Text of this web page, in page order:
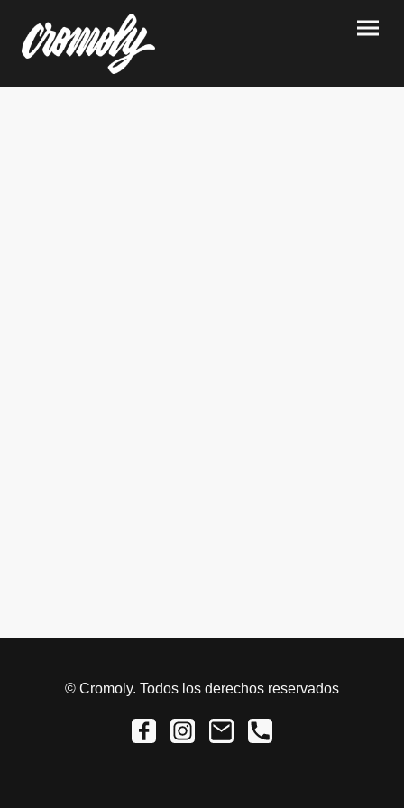
© Cromoly. Todos los derechos reservados